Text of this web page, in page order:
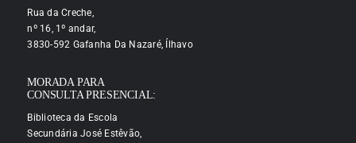
Rua da Creche,
nº 16, 1º andar,
3830-592 Gafanha Da Nazaré, Ílhavo
MORADA PARA
CONSULTA PRESENCIAL:
Biblioteca da Escola
Secundária José Estêvão,